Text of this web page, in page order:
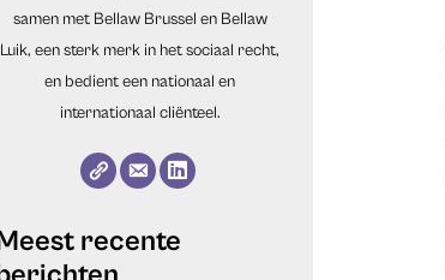
samen met Bellaw Brussel en Bellaw
Luik, een sterk merk in het sociaal recht,
en bedient een nationaal en
internationaal cliënteel.